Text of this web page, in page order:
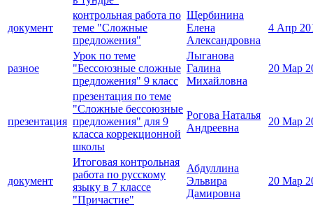
документ
контрольная работа по
теме "Сложные
предложения"
Щербинина
Елена
Александровна
4 Апр
разное
Урок по теме
"Бессоюзные сложные
предложения" 9 класс
Лыганова
Галина
Михайловна
20 Мар
презентация
презентация по теме
"Сложные бессоюзные
предложения" для 9
класса коррекционной
школы
Рогова Наталья
Андреевна
20 Мар
документ
Итоговая контрольная
работа по русскому
языку в 7 классе
"Причастие"
Абдуллина
Эльвира
Дамировна
20 Мар